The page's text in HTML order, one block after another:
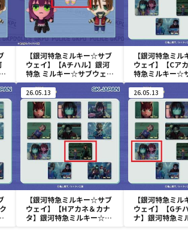
【銀河特急ミルキー☆サブ
ウェイ】【Aチハル】銀河
特急 ミルキー☆サブウェイ
ちまっとさん ぬいぐるみ
Part1
【銀河特急ミ
ウェイ】【Cア
特急ミルキー☆
スクエア缶バッ
26.05.13
【銀河特急ミルキー☆サブ
ウェイ】【Hアカネ＆カナ
タ】銀河特急ミルキー☆サ
26.05.13
【銀河特急ミ
ウェイ】【Gチ
ナ】銀河特急ミ